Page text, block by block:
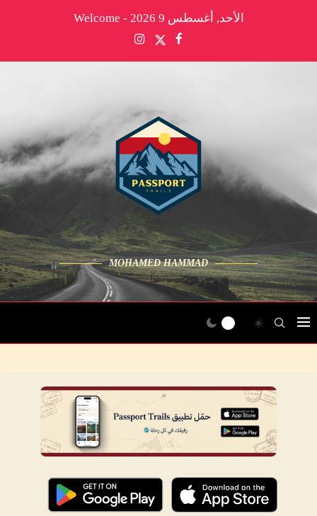
الأحد, أغسطس 9 2026 - Welcome
MOHAMED HAMMAD